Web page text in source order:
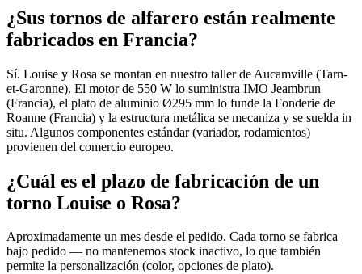
¿Sus tornos de alfarero están realmente
fabricados en Francia?
Sí. Louise y Rosa se montan en nuestro taller de Aucamville (Tarn-
et-Garonne). El motor de 550 W lo suministra IMO Jeambrun
(Francia), el plato de aluminio Ø295 mm lo funde la Fonderie de
Roanne (Francia) y la estructura metálica se mecaniza y se suelda in
situ. Algunos componentes estándar (variador, rodamientos)
provienen del comercio europeo.
¿Cuál es el plazo de fabricación de un
torno Louise o Rosa?
Aproximadamente un mes desde el pedido. Cada torno se fabrica
bajo pedido — no mantenemos stock inactivo, lo que también
permite la personalización (color, opciones de plato).